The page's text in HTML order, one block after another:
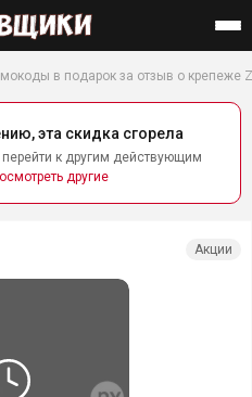
Найти
в подарок за отзыв о крепеже
эта скидка сгорела
к другим действующим
другие
Акции